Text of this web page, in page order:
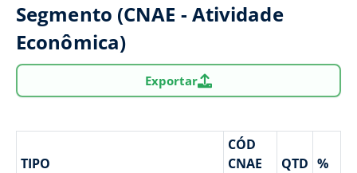
Segmento (CNAE - Atividade
Econômica)
Exportar
TIPO
CÓD
CNAE
QTD %